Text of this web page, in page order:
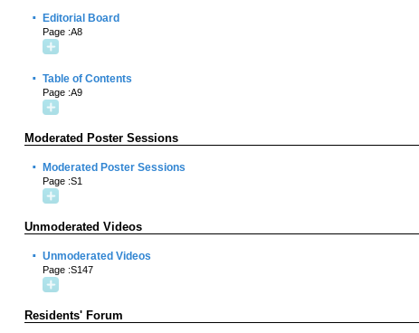
· Editorial Board
Page :A8
· Table of Contents
Page :A9
Moderated Poster Sessions
· Moderated Poster Sessions
Page :S1
Unmoderated Videos
· Unmoderated Videos
Page :S147
Residents' Forum